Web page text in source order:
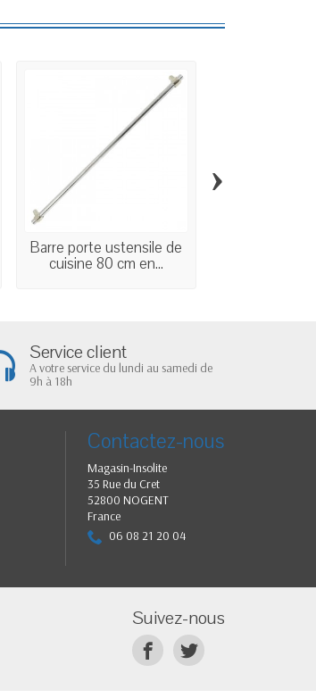
Barre porte ustensile de
cuisine 80 cm en...
›
Service client
A votre service du lundi au samedi de
9h à 18h
Contactez-nous
Magasin-Insolite
35 Rue du Cret
52800 NOGENT
France
06 08 21 20 04
Suivez-nous